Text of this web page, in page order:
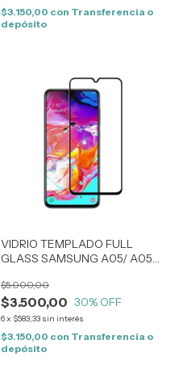
$3.150,00 con Transferencia o
depósito
VIDRIO TEMPLADO FULL
GLASS SAMSUNG A05/ A05S
$3.500,00
$5.000,00
30% OFF
6x $583,33 sin interés
$3.150,00 con Transferencia o
depósito